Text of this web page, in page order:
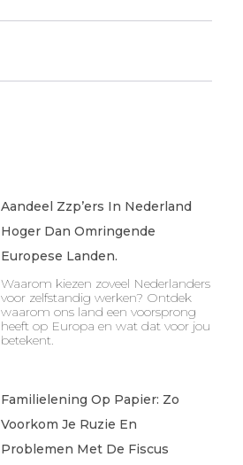
Aandeel Zzp’ers In Nederland
Hoger Dan Omringende
Europese Landen.
Waarom kiezen zoveel Nederlanders
voor zelfstandig werken? Ontdek
waarom ons land een voorsprong
heeft op Europa en wat dat voor jou
betekent.
Familielening Op Papier: Zo
Voorkom Je Ruzie En
Problemen Met De Fiscus